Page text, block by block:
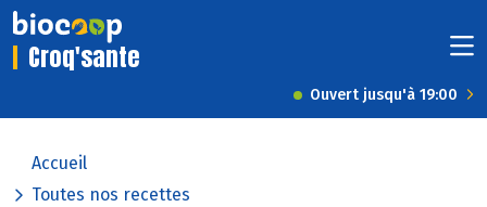
Croq'sante
Ouvert jusqu'à 19:00
Accueil
Toutes nos recettes